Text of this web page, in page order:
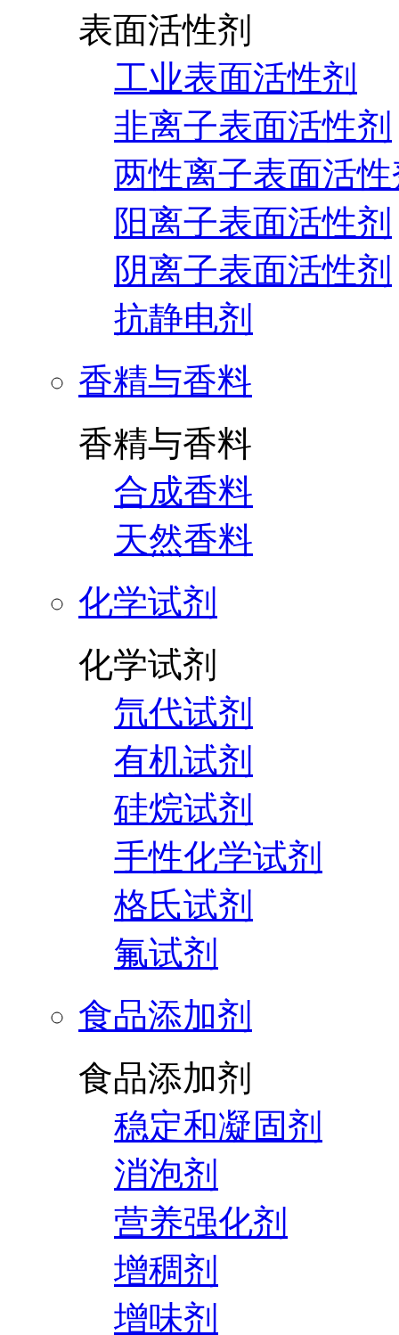
表面活性剂
工业表面活性剂
非离子表面活性剂
两性离子表面活
阳离子表面活性剂
阴离子表面活性剂
抗静电剂
香精与香料
香精与香料
合成香料
天然香料
化学试剂
化学试剂
氘代试剂
有机试剂
硅烷试剂
手性化学试剂
格氏试剂
氟试剂
食品添加剂
食品添加剂
稳定和凝固剂
消泡剂
营养强化剂
增稠剂
增味剂